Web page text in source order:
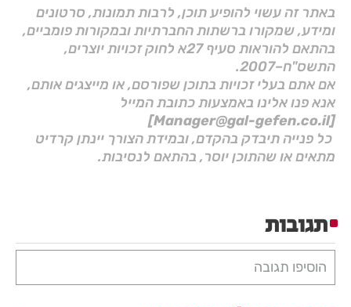
באתר זה עשוי להופיע תוכן, לרבות תמונות, סרטונים
ומידע, שמקורו ברשתות החברתיות ובמקורות פומביים,
בהתאם להוראות סעיף 27א לחוק זכויות יוצרים,
התשס"ח–2007.
אם אתם בעלי זכויות בתוכן שפורסם, או מייצגים אותם,
אנא פנו אלינו באמצעות כתובת המייל
[Manager@gal-gefen.co.il]
כל פנייה תיבדק בהקדם, ובמידת הצורך יינתן קרדיט
מתאים או שהתוכן יוסר, בהתאם לנסיבות.
תגובות
הוסיפו תגובה